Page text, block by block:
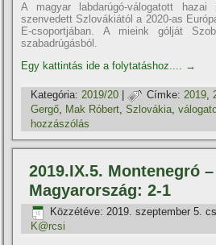
A magyar labdarúgó-válogatott hazai
szenvedett Szlovákiától a 2020-as
E-csoportjában. A mieink gólját
szabadrúgásból.
Egy kattintás ide a folytatáshoz.... →
Kategória: 2019/20 | Címke: 2019,
Gergő, Mak Róbert,Szlovákia,
hozzászólás
2019.IX.5. Montenegró –
Magyarország: 2-1
Közzétéve: 2019. szeptember 5.
K@rcsi